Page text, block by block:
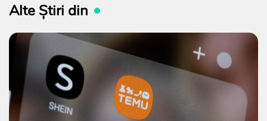
Alte Știri din